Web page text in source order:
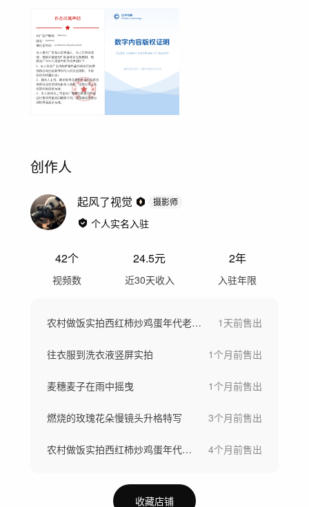
创作人
起风了视觉 摄影师
个人实名入驻
42个
视频数
24.5元
近30天收入
2年
入驻年限
农村做饭实拍西红柿炒鸡蛋年代老式锅台怀旧 1天前售出
往衣服到洗衣液竖屏实拍 1个月前售出
麦穗麦子在雨中摇曳 1个月前售出
燃烧的玫瑰花朵慢镜头升格特写 3个月前售出
农村做饭实拍西红柿炒鸡蛋年代老式锅台怀旧 4个月前售出
收藏店铺